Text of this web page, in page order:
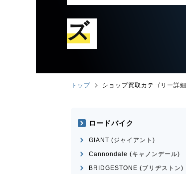
ズ
トップ ショップ買取カテゴリー詳細
ロードバイク
GIANT (ジャイアント)
Cannondale (キャノンデール)
BRIDGESTONE (ブリヂストン)